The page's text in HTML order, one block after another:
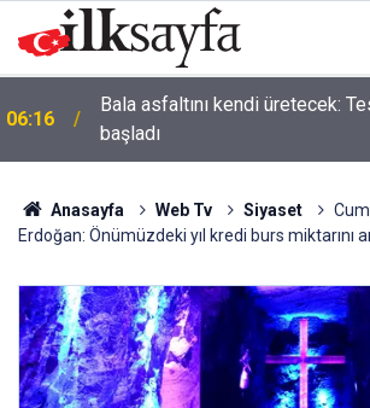
06:16
Bala asfaltını kendi üretecek:
başladı
Anasayfa Web Tv Siyaset
Erdoğan: Önümüzdeki yıl kredi burs miktarını